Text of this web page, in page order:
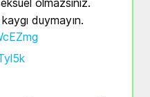
olmazsınız.